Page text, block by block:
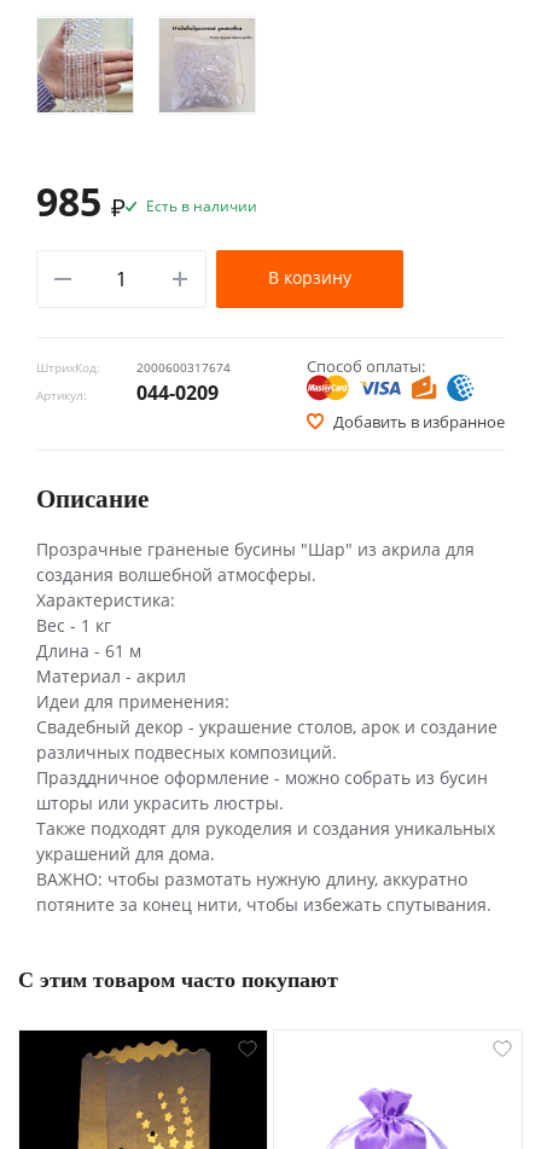
ШтрихКод:
2000600317674
Артикул:
044-0209
Способ оплаты:
Добавить в избранное
985 ₽ Есть в наличии
В корзину
Описание
Прозрачные граненые бусины "Шар" из акрила для
создания волшебной атмосферы.
Характеристика:
Вес - 1 кг
Длина - 61 м
Материал - акрил
Идеи для применения:
Свадебный декор - украшение столов, арок и создание
различных подвесных композиций.
Празддничное оформление - можно собрать из бусин
шторы или украсить люстры.
Также подходят для рукоделия и создания уникальных
украшений для дома.
ВАЖНО: чтобы размотать нужную длину, аккуратно
потяните за конец нити, чтобы избежать спутывания.
С этим товаром часто покупают